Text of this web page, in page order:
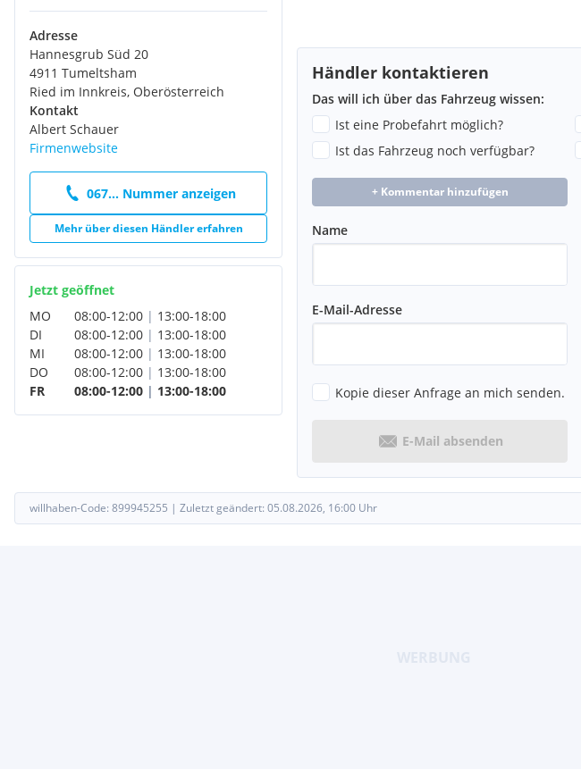
Adresse
Hannesgrub Süd 20
4911 Tumeltsham
Ried im Innkreis, Oberösterreich
Kontakt
Albert Schauer
Firmenwebsite
067... Nummer anzeigen
Mehr über diesen Händler erfahren
Jetzt geöffnet
MO
08:00-12:00 | 13:00-18:00
DI
08:00-12:00 | 13:00-18:00
MI
08:00-12:00 | 13:00-18:00
DO
08:00-12:00 | 13:00-18:00
FR
08:00-12:00 | 13:00-18:00
Händler kontaktieren
Das will ich über das Fahrzeug wissen:
Ist eine Probefahrt möglich?
Ist das Fahrzeug noch verfügbar?
+ Kommentar hinzufügen
Name
E-Mail-Adresse
Kopie dieser Anfrage an mich senden.
E-Mail absenden
willhaben-Code: 899945255 | Zuletzt geändert: 05.08.2026, 16:00 Uhr